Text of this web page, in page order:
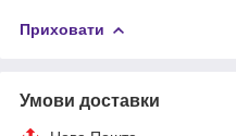
Приховати
Умови доставки